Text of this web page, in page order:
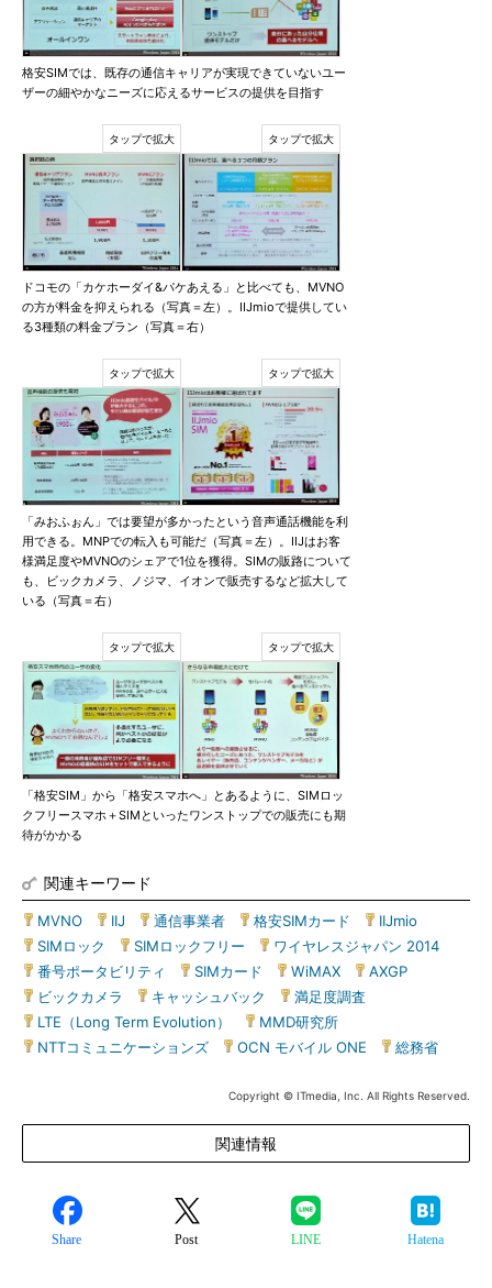
格安SIMでは、既存の通信キャリアが実現できていないユー
ザーの細やかなニーズに応えるサービスの提供を目指す
ドコモの「カケホーダイ&パケあえる」と比べても、MVNO
の方が料金を抑えられる（写真＝左）。IIJmioで提供してい
る3種類の料金プラン（写真＝右）
「みおふぉん」では要望が多かったという音声通話機能を利
用できる。MNPでの転入も可能だ（写真＝左）。IIJはお客
様満足度やMVNOのシェアで1位を獲得。SIMの販路について
も、ビックカメラ、ノジマ、イオンで販売するなど拡大して
いる（写真＝右）
「格安SIM」から「格安スマホへ」とあるように、SIMロッ
クフリースマホ＋SIMといったワンストップでの販売にも期
待がかかる
関連キーワード
MVNO IIJ 通信事業者 格安SIMカード IIJmio
SIMロック
SIMロックフリー ワイヤレスジャパン 2014
番号ポータビリティ
SIMカード WiMAX AXGP
ビックカメラ
キャッシュバック 満足度調査
LTE（Long Term Evolution）
MMD研究所
NTTコミュニケーションズ
OCN モバイル ONE 総務省
Copyright © ITmedia, Inc. All Rights Reserved.
関連情報
Share Post LINE Hatena